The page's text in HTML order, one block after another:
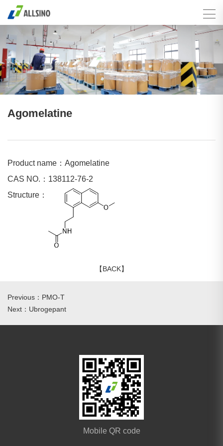
Agomelatine
Product name：Agomelatine
CAS NO.：138112-76-2
Structure：
【BACK】
Previous：PMO-T
Next：Ubrogepant
Mobile QR code